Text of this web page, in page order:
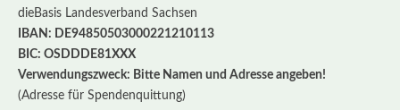
dieBasis Landesverband Sachsen
IBAN: DE94850503000221210113
BIC: OSDDDE81XXX
Verwendungszweck: Bitte Namen und Adresse angeben!
(Adresse für Spendenquittung)